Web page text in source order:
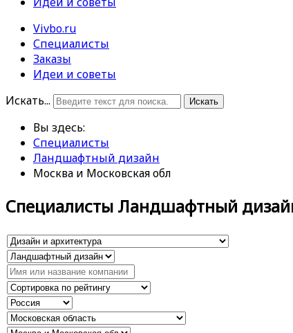
Vivbo.ru
Специалисты
Заказы
Идеи и советы
Искать...
Искать
Вы здесь:
Специалисты
Ландшафтный дизайн
Москва и Московская обл
Специалисты Ландшафтный